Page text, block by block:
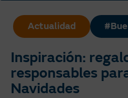
Actualidad
Inspiración:
responsables
Navidades